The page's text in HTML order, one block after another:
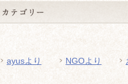
ayusより NGOより